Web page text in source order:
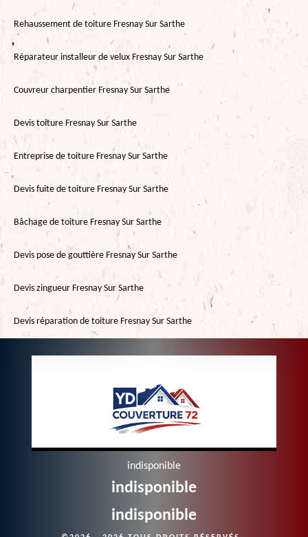
Rehaussement de toiture Fresnay Sur Sarthe
Réparateur installeur de velux Fresnay Sur Sarthe
Couvreur charpentier Fresnay Sur Sarthe
Devis toiture Fresnay Sur Sarthe
Entreprise de toiture Fresnay Sur Sarthe
Devis fuite de toiture Fresnay Sur Sarthe
Bâchage de toiture Fresnay Sur Sarthe
Devis pose de gouttière Fresnay Sur Sarthe
Devis zingueur Fresnay Sur Sarthe
Devis réparation de toiture Fresnay Sur Sarthe
indisponible
indisponible
indisponible